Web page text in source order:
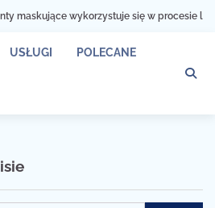
się w procesie lakierowania? Czym
USŁUGI POLECANE